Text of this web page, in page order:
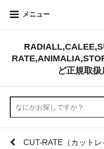
メニュー
ど正規取
CUT-RATE（カットレ